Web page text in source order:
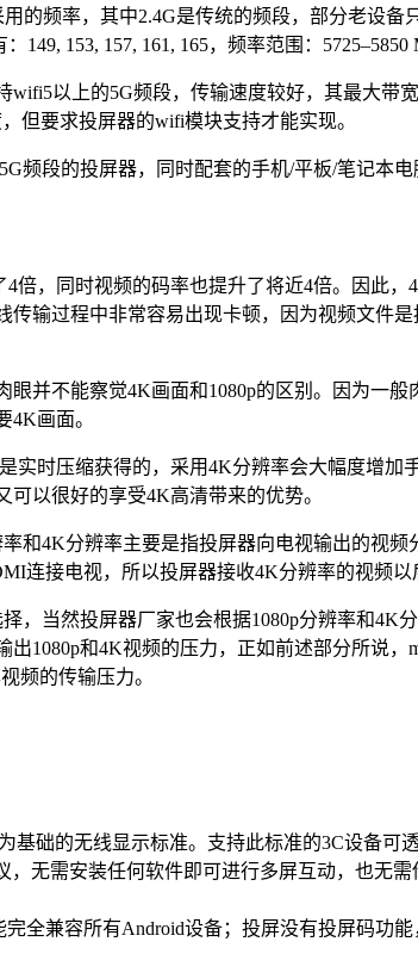
的频率，其中2.4G是传统的频段，部分老设
149, 153, 157, 161, 165，频率范围：
以上的5G频段，传输速度较好，其最大
但要求投屏器的wifi模块支持才能实现。
频段的投屏器，同时配套的手机/平板/笔记本电
倍，同时视频的码率也提升了将近4倍。因此
传输过程中非常容易出现卡顿，因为视频文件
并不能察觉4K画面和1080p的区别。因为一
4K画面。
实时压缩获得的，采用4K分辨率会大幅度增
以很好的享受4K高清带来的优势。
和4K分辨率主要是指投屏器向电视输出的视
连接电视，所以投屏器接收4K分辨率的视频
，当然投屏器厂家也会根据1080p分辨率和
1080p和4K视频的压力，正如前述部分所说
频的传输压力。
基础的无线显示标准。支持此标准的3C设备可
无需安装任何软件即可进行多屏互动，也无
兼容所有Android设备；投屏没有投屏码功能